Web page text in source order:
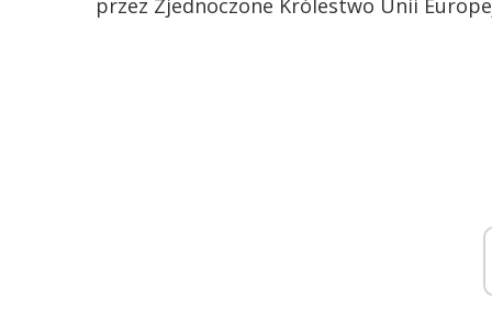
przez Zjednoczone Królestwo Unii